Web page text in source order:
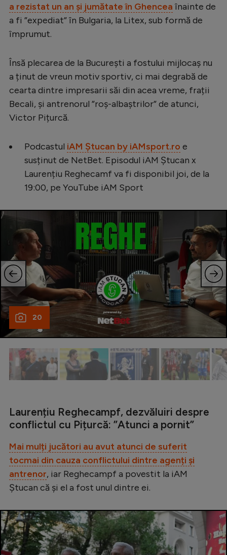
Starurile fotbalului
EURO 2024
Clasamente
Tenis
Natație
Formula 1
Gimnastică
Auto
Rugby
Ciclism
Alte sporturi
JO 2024
JO 2026
Intră în cont
a rezistat un an și jumătate în Ghencea înainte de
a fi ”expediat” în Bulgaria, la Litex, sub formă de
împrumut.
Însă plecarea de la București a fostului mijlocaș nu
a ținut de vreun motiv sportiv, ci mai degrabă de
cearta dintre impresarii săi din acea vreme, frații
Becali, și antrenorul ”roș-albaștrilor” de atunci,
Victor Pițurcă.
Podcastul iAM Ștucan by iAMsport.ro e
susținut de NetBet. Episodul iAM Ștucan x
Laurențiu Reghecamf va fi disponibil joi, de la
19:00, pe YouTube iAM Sport
20
Laurențiu Reghecampf, dezvăluiri despre
conflictul cu Pițurcă: ”Atunci a pornit”
Mai mulți jucători au avut atunci de suferit
tocmai din cauza conflictului dintre agenți și
antrenor, iar Reghecampf a povestit la iAM
Ștucan că și el a fost unul dintre ei.